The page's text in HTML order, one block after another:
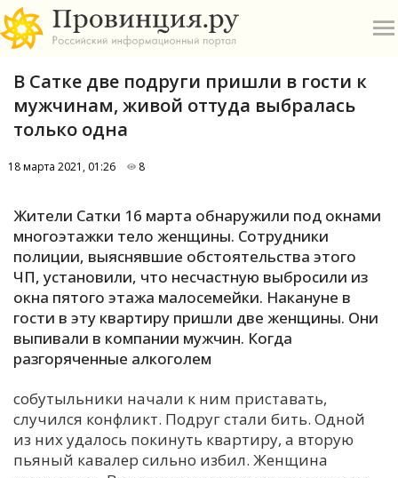
А
Б
В
Е
П
С
В Сатке две подруги пришли в гости к
мужчинам, живой оттуда выбралась
только одна
18 марта 2021, 01:26 8
Жители Сатки 16 марта обнаружили под окнами
многоэтажки тело женщины. Сотрудники
полиции, выяснявшие обстоятельства этого
ЧП, установили, что несчастную выбросили из
окна пятого этажа малосемейки. Накануне в
гости в эту квартиру пришли две женщины. Они
выпивали в компании мужчин. Когда
разгоряченные алкоголем
собутыльники начали к ним приставать,
случился конфликт. Подруг стали бить. Одной
из них удалось покинуть квартиру, а вторую
пьяный кавалер сильно избил. Женщина